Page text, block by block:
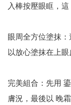
入棒按壓眼眶，這
眼周全方位塗抹
以放心塗抹在上眼
完美組合：先用
膚況，最後以 晚